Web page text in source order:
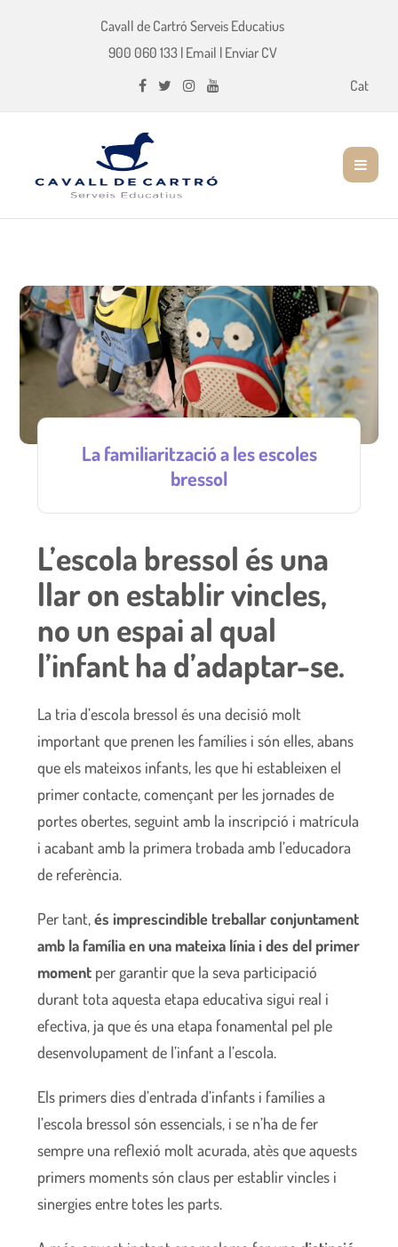
Cavall de Cartró Serveis Educatius
900 060 133| Email | Enviar CV
Cat
La familiarització a les escoles
bressol
L’escola bressol és una
llar on establir vincles,
no un espai al qual
l’infant ha d’adaptar-se.
La tria d’escola bressol és una decisió molt
important que prenen les famílies i són elles, abans
que els mateixos infants, les que hi estableixen el
primer contacte, començant per les jornades de
portes obertes, seguint amb la inscripció i matrícula
i acabant amb la primera trobada amb l’educadora
de referència.
Per tant,és imprescindible treballar conjuntament
amb la família en una mateixa línia i des del primer
moment per garantir que la seva participació
durant tota aquesta etapa educativa sigui real i
efectiva, ja que és una etapa fonamental pel ple
desenvolupament de l’infant a l’escola.
Els primers dies d’entrada d’infants i famílies a
l’escola bressol són essencials, i se n’ha de fer
sempre una reflexió molt acurada, atès que aquests
primers moments són claus per establir vincles i
sinergies entre totes les parts.